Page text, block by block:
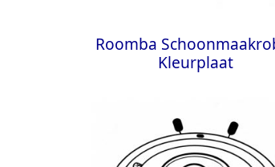
Roomba
Kleurplaat